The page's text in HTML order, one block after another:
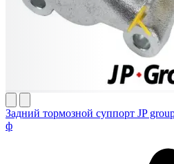
Задний тормозной суппорт JP
ф